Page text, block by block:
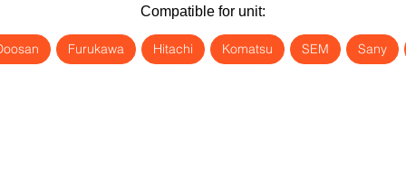
Compatible for unit:
Furukawa Hitachi Komatsu SEM Sany